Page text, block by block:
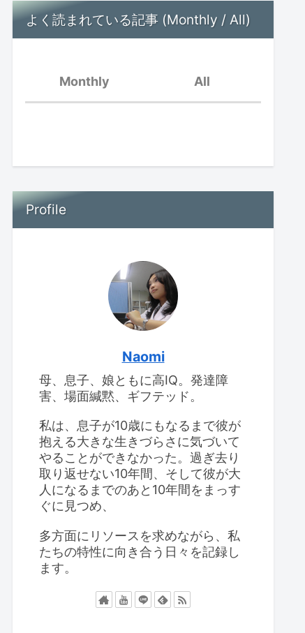
よく読まれている記事 (Monthly / All)
Monthly
親の孤立と子供の孤立〜
オンラインイベントを振
り返って〜
息子のIQ：2回目の
高IQの女の子、思春期が
大変
All
場面緘黙児は頭がいい？
息子のIQ：2回目の
WISC-IV検査
食べ物をよくこぼすこと
と対応策
Profile
Naomi
母、息子、娘ともに高IQ。発達障
害、場面緘黙、ギフテッド。
私は、息子が10歳にもなるまで彼が
抱える大きな生きづらさに気づいて
やることができなかった。過ぎ去り
取り返せない10年間、そして彼が大
人になるまでのあと10年間をまっす
ぐに見つめ、
多方面にリソースを求めながら、私
たちの特性に向き合う日々を記録し
ます。